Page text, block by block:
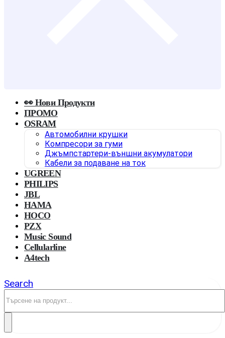
👀 Нови Продукти
ПРОМО
OSRAM
Автомобилни крушки
Компресори за гуми
Джъмпстартери-външни акумулатори
Кабели за подаване на ток
UGREEN
PHILIPS
JBL
HAMA
HOCO
PZX
Music Sound
Cellularline
A4tech
Search